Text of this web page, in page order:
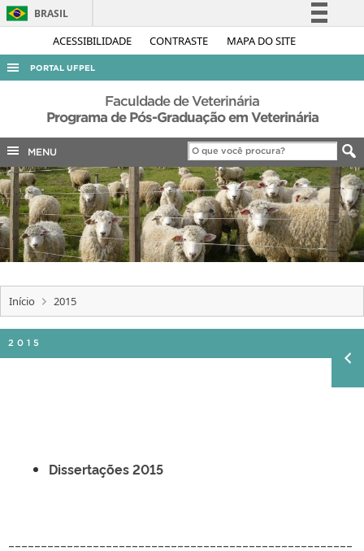
ACESSIBILIDADE CONTRASTE MAPA DO SITE
BRASIL
Simplifique!
Acesso à informação
Legislação
Canais
PORTAL UFPEL
ACESSO À INFORMAÇÃO
AUDITORIA
COBALTO
CONCURSOS
EDITAIS
INTERNACIONAL
OUVIDORIA
PORTARIAS
TELEFONES
Faculdade de Veterinária
Programa de Pós-Graduação em Veterinária
MENU
Início 2015
2015
Dissertações 2015